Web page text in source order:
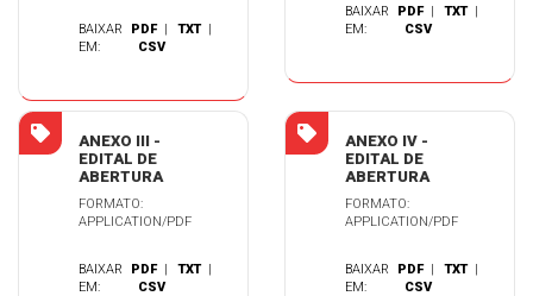
BAIXAR
EM:
PDF |TXT |
CSV
BAIXAR
EM:
PDF |TXT |
CSV
ANEXO III -
EDITAL DE
ABERTURA
FORMATO:
APPLICATION/PDF
BAIXAR
EM:
PDF |TXT |
CSV
ANEXO IV -
EDITAL DE
ABERTURA
FORMATO:
APPLICATION/PDF
BAIXAR
EM:
PDF |TXT |
CSV